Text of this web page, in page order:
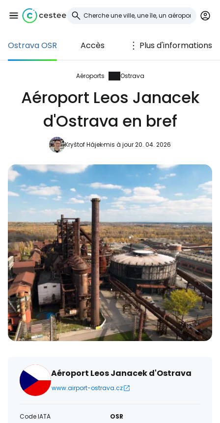
Ostrava OSR Accès Plus d'informations
Aéroports Ostrava
Aéroport Leos Janacek
d'Ostrava en bref
Kryštof Hájekmis à jour 20. 04. 2026
Aéroport Leos Janacek d'Ostrava
www.airport-ostrava.cz
Code IATA
OSR
Se connecter à
Cestee
... la communauté mondiale des voyageurs
Continuer avec Facebook
Poursuivre avec le courrier
électronique